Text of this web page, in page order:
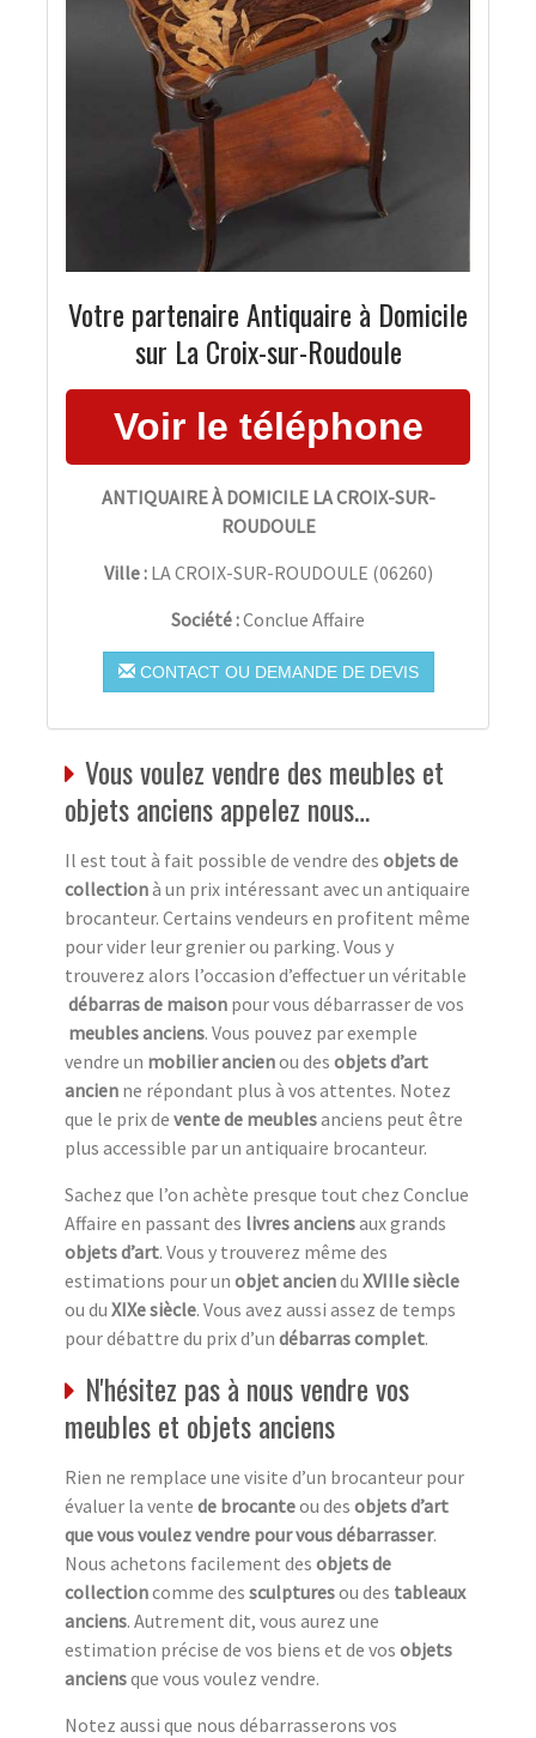
Votre partenaire Antiquaire à Domicile
sur La Croix-sur-Roudoule
ANTIQUAIRE À DOMICILE LA CROIX-SUR-
ROUDOULE
Ville : LA CROIX-SUR-ROUDOULE (06260)
Société :Conclue Affaire
CONTACT OU DEMANDE DE DEVIS
Vous voulez vendre des meubles et
objets anciens appelez nous…
Il est tout à fait possible de vendre des objets de
collectionà un prix intéressant avec un antiquaire
brocanteur. Certains vendeurs en profitent même
pour vider leur grenier ou parking. Vous y
trouverez alors l’occasion d’effectuer un véritable
débarras de maison pour vous débarrasser de vos
meubles anciens. Vous pouvez par exemple
vendre un mobilier ancienou des objets d’art
ancien ne répondant plus à vos attentes. Notez
que le prix de vente de meublesanciens peut être
plus accessible par un antiquaire brocanteur.
Sachez que l’on achète presque tout chez Conclue
Affaire en passant des livres anciensaux grands
objets d’art. Vous y trouverez même des
estimations pour un objet anciendu XVIIIe siècle
ou du XIXe siècle. Vous avez aussi assez de temps
pour débattre du prix d’un débarras complet.
N'hésitez pas à nous vendre vos
meubles et objets anciens
Rien ne remplace une visite d’un brocanteur pour
évaluer la vente de brocanteou des objets d’art
que vous voulez vendre pour vous débarrasser.
Nous achetons facilement des objets de
collectioncomme des sculpturesou des tableaux
anciens. Autrement dit, vous aurez une
estimation précise de vos biens et de vos objets
anciensque vous voulez vendre.
Notez aussi que nous débarrasserons vos